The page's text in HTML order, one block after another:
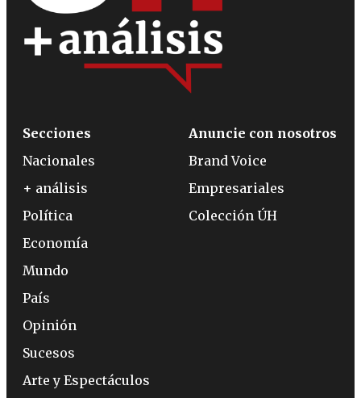
Secciones
Nacionales
+ análisis
Política
Economía
Mundo
País
Opinión
Sucesos
Arte y Espectáculos
Anuncie con nosotros
Brand Voice
Empresariales
Colección ÚH